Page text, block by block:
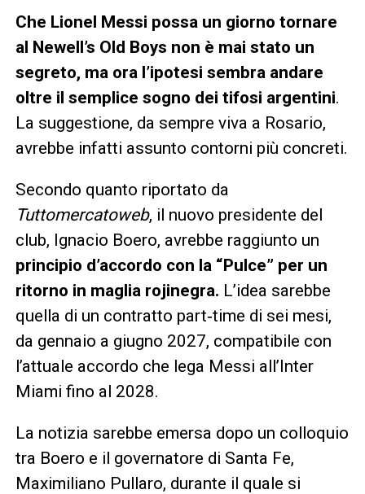
Che Lionel Messi possa un giorno tornare
al Newell’s Old Boys non è mai stato un
segreto, ma ora l’ipotesi sembra andare
oltre il semplice sogno dei tifosi argentini.
La suggestione, da sempre viva a Rosario,
avrebbe infatti assunto contorni più concreti.
Secondo quanto riportato da
Tuttomercatoweb, il nuovo presidente del
club, Ignacio Boero, avrebbe raggiunto un
principio d’accordo con la “Pulce” per un
ritorno in maglia rojinegra. L’idea sarebbe
quella di un contratto part‑time di sei mesi,
da gennaio a giugno 2027, compatibile con
l’attuale accordo che lega Messi all’Inter
Miami fino al 2028.
La notizia sarebbe emersa dopo un colloquio
tra Boero e il governatore di Santa Fe,
Maximiliano Pullaro, durante il quale si